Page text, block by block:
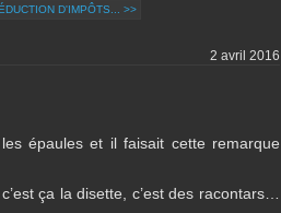
D'IMPÔTS... >>
2 avril 2016
épaules et il faisait cette remarque
ça la disette, c’est des racontars…